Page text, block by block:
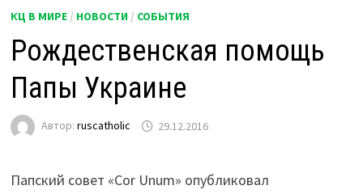
КЦ В МИРЕ / НОВОСТИ / СОБЫТИЯ
Рождественская помощь
Папы Украине
Автор:ruscatholic 29.12.2016
Папский совет «Cor Unum» опубликовал